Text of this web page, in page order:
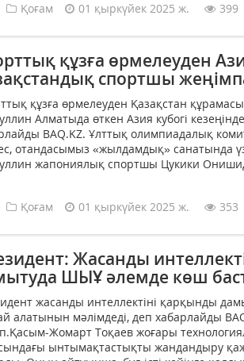
Қоғам 01 қыркүйек 2025 ж. 399
құзға өрмелеуден
спортшы
құзға өрмелеуден Қазақстан
Алматыда өткен Азия кубогі
BAQ.KZ. Ұлттық олимпиадалық
отандасымыз «жылдамдық» санатында
жапониялық спортшы Цукики
Қоғам 01 қыркүйек 2025 ж. 353
Жасанды
ШЫҰ әлемде көш
жасанды интеллектіні қарқынды
алатынын мәлімдеді, деп хабарлайды
Жомарт Тоқаев жоғары
ынтымақтастықты жандандыру